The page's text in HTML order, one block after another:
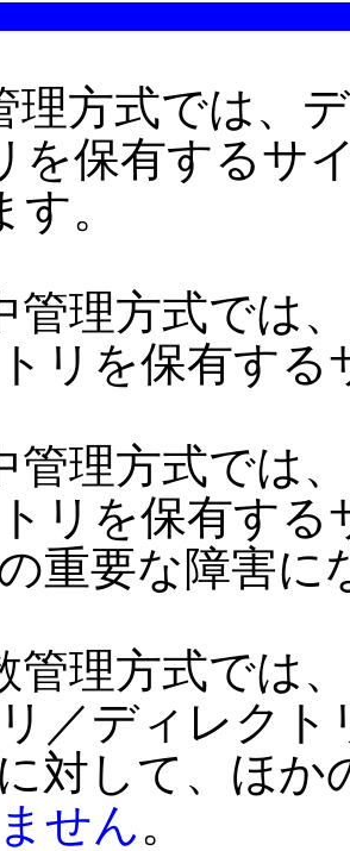
方式では、
を保有するサ
。
理方式では
リを保有する
理方式では
リを保有す
重要な障害に
理方式では
／ディレク
対して、ほ
せん。